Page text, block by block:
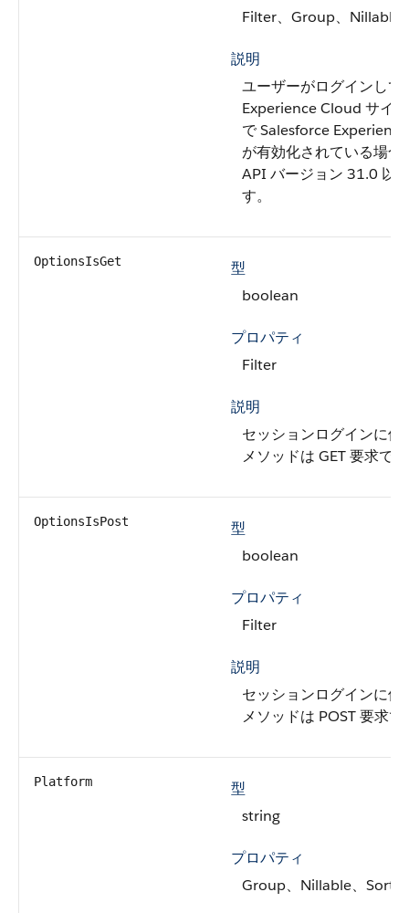
Filter、Group、Nillable
説明
ユーザーがログインして
Experience Cloud サイ
で Salesforce
が有効化されている場合
API バージョン 31.0 以
す。
OptionsIsGet
型
boolean
プロパティ
Filter
説明
セッションログインに使
メソッドは GET 要求で
OptionsIsPost
型
boolean
プロパティ
Filter
説明
セッションログインに使
メソッドは POST 要求で
Platform
型
string
プロパティ
Group、Nillable、Sort